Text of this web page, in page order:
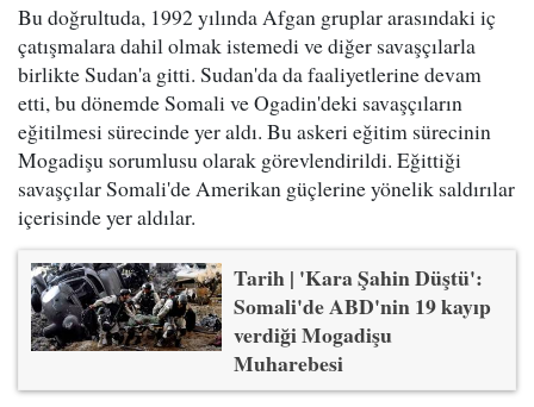
Bu doğrultuda, 1992 yılında Afgan gruplar arasındaki iç
çatışmalara dahil olmak istemedi ve diğer savaşçılarla
birlikte Sudan'a gitti. Sudan'da da faaliyetlerine devam
etti, bu dönemde Somali ve Ogadin'deki savaşçıların
eğitilmesi sürecinde yer aldı. Bu askeri eğitim sürecinin
Mogadişu sorumlusu olarak görevlendirildi. Eğittiği
savaşçılar Somali'de Amerikan güçlerine yönelik saldırılar
içerisinde yer aldılar.
Tarih | 'Kara Şahin Düştü':
Somali'de ABD'nin 19 kayıp
verdiği Mogadişu
Muharebesi